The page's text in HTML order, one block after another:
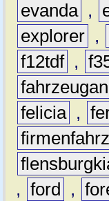
evanda ,
explorer ,
f12tdf ,
felicia ,
, ford ,